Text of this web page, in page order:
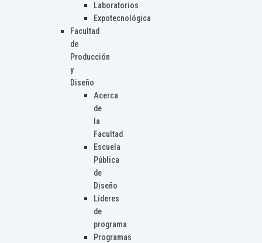
Laboratorios
Expotecnológica
Facultad
de
Producción
y
Diseño
Acerca
de
la
Facultad
Escuela
Pública
de
Diseño
Líderes
de
programa
Programas